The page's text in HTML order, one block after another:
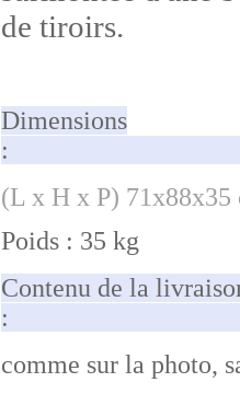
de tiroirs.
Dimensions
(L x H x P) 71x88x35
Poids : 35 kg
Contenu de la
comme sur la photo,